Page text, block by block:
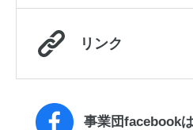
リンク
事業団facebook